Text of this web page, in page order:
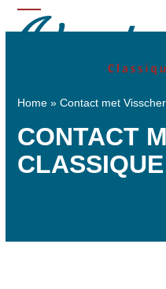
Skip
Open
Close
Home »Contact met
CONTACT
CLASSIQUE